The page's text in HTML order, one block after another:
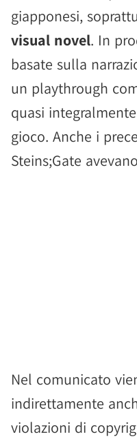
giapponesi,
visual novel. In
basate sulla
un playthrough
quasi
gioco. Anche i
Steins;Gate
Nel comunicato
indirettamente
violazioni di